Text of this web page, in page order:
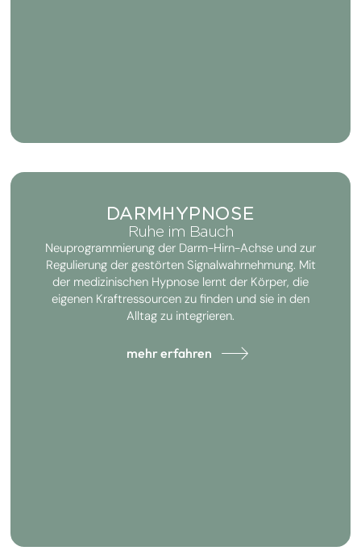
DARMHYPNOSE
Ruhe im Bauch
Neuprogrammierung der Darm-Hirn-Achse und zur
Regulierung der gestörten Signalwahrnehmung. Mit
der medizinischen Hypnose lernt der Körper, die
eigenen Kraftressourcen zu finden und sie in den
Alltag zu integrieren.
mehr erfahren